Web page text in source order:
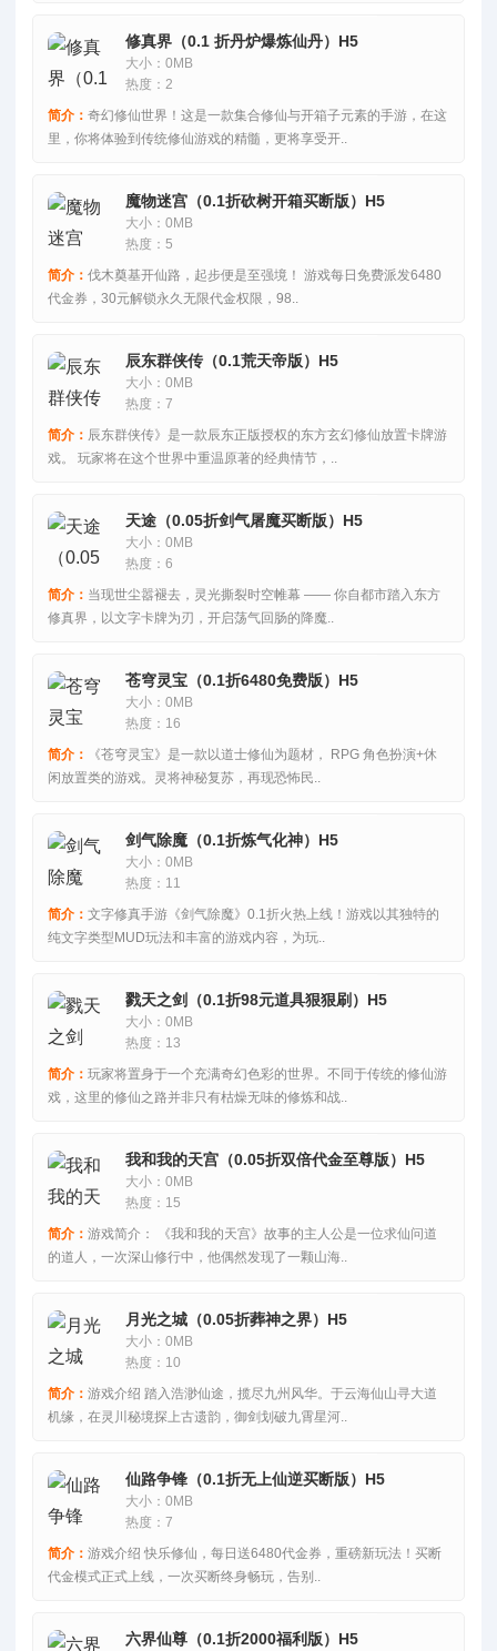
修真界（0.1 折丹炉爆炼仙丹）H5
大小：0MB
热度：2
简介： 奇幻修仙世界！这是一款集合修仙与开箱子元素的手游，在这
里，你将体验到传统修仙游戏的精髓，更将享受开..
魔物迷宫（0.1折砍树开箱买断版）H5
大小：0MB
热度：5
简介： 伐木奠基开仙路，起步便是至强境！ 游戏每日免费派发6480
代金券，30元解锁永久无限代金权限，98..
辰东群侠传（0.1荒天帝版）H5
大小：0MB
热度：7
简介： 辰东群侠传》是一款辰东正版授权的东方玄幻修仙放置卡牌游
戏。 玩家将在这个世界中重温原著的经典情节，..
天途（0.05折剑气屠魔买断版）H5
大小：0MB
热度：6
简介： 当现世尘嚣褪去，灵光撕裂时空帷幕 —— 你自都市踏入东方
修真界，以文字卡牌为刃，开启荡气回肠的降魔..
苍穹灵宝（0.1折6480免费版）H5
大小：0MB
热度：16
简介：
《苍穹灵宝》是一款以道士修仙为题材， RPG 角色扮演+休
闲放置类的游戏。灵将神秘复苏，再现恐怖民..
剑气除魔（0.1折炼气化神）H5
大小：0MB
热度：11
简介： 文字修真手游《剑气除魔》0.1折火热上线！游戏以其独特的
纯文字类型MUD玩法和丰富的游戏内容，为玩..
戮天之剑（0.1折98元道具狠狠刷）H5
大小：0MB
热度：13
简介： 玩家将置身于一个充满奇幻色彩的世界。不同于传统的修仙游
戏，这里的修仙之路并非只有枯燥无味的修炼和战..
我和我的天宫（0.05折双倍代金至尊版）H5
大小：0MB
热度：15
简介： 游戏简介： 《我和我的天宫》故事的主人公是一位求仙问道
的道人，一次深山修行中，他偶然发现了一颗山海..
月光之城（0.05折葬神之界）H5
大小：0MB
热度：10
简介： 游戏介绍 踏入浩渺仙途，揽尽九州风华。于云海仙山寻大道
机缘，在灵川秘境探上古遗韵，御剑划破九霄星河..
仙路争锋（0.1折无上仙逆买断版）H5
大小：0MB
热度：7
简介： 游戏介绍 快乐修仙，每日送6480代金券，重磅新玩法！买断
代金模式正式上线，一次买断终身畅玩，告别..
六界仙尊（0.1折2000福利版）H5